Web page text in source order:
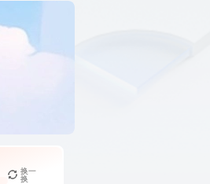
换一
换